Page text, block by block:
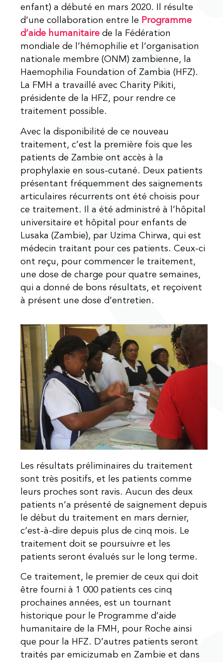
enfant) a débuté en mars 2020. Il résulte
d’une collaboration entre le Programme
d’aide humanitaire de la Fédération
mondiale de l’hémophilie et l’organisation
nationale membre (ONM) zambienne, la
Haemophilia Foundation of Zambia (HFZ).
La FMH a travaillé avec Charity Pikiti,
présidente de la HFZ, pour rendre ce
traitement possible.
Avec la disponibilité de ce nouveau
traitement, c’est la première fois que les
patients de Zambie ont accès à la
prophylaxie en sous-cutané. Deux patients
présentant fréquemment des saignements
articulaires récurrents ont été choisis pour
ce traitement. Il a été administré à l’hôpital
universitaire et hôpital pour enfants de
Lusaka (Zambie), par Uzima Chirwa, qui est
médecin traitant pour ces patients. Ceux-ci
ont reçu, pour commencer le traitement,
une dose de charge pour quatre semaines,
qui a donné de bons résultats, et reçoivent
à présent une dose d’entretien.
Les résultats préliminaires du traitement
sont très positifs, et les patients comme
leurs proches sont ravis. Aucun des deux
patients n’a présenté de saignement depuis
le début du traitement en mars dernier,
c’est-à-dire depuis plus de cinq mois. Le
traitement doit se poursuivre et les
patients seront évalués sur le long terme.
Ce traitement, le premier de ceux qui doit
être fourni à 1 000 patients ces cinq
prochaines années, est un tournant
historique pour le Programme d’aide
humanitaire de la FMH, pour Roche ainsi
que pour la HFZ. D’autres patients seront
traités par emicizumab en Zambie et dans